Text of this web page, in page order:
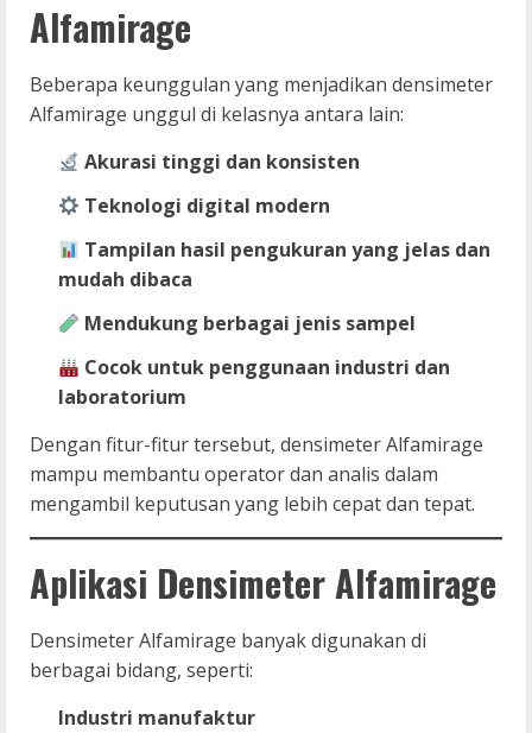
Alfamirage
Beberapa keunggulan yang menjadikan densimeter
Alfamirage unggul di kelasnya antara lain:
Akurasi tinggi dan konsisten
Teknologi digital modern
Tampilan hasil pengukuran yang jelas dan
mudah dibaca
Mendukung berbagai jenis sampel
Cocok untuk penggunaan industri dan
laboratorium
Dengan fitur-fitur tersebut, densimeter Alfamirage
mampu membantu operator dan analis dalam
mengambil keputusan yang lebih cepat dan tepat.
Aplikasi Densimeter Alfamirage
Densimeter Alfamirage banyak digunakan di
berbagai bidang, seperti:
Industri manufaktur